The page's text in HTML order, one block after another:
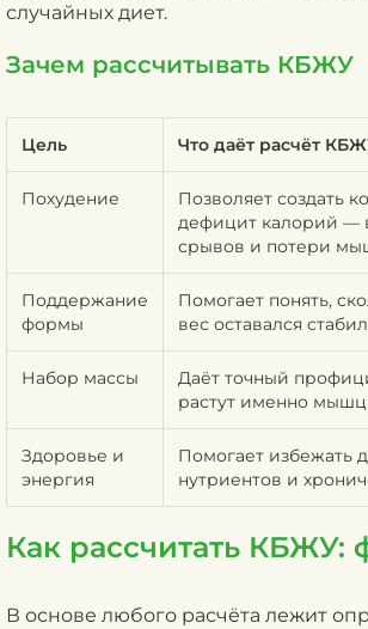
случайных диет.
Зачем рассчитывать КБЖУ
Цель Что даёт расчёт
Похудение
Позволяет создать
дефицит калорий —
срывов и потери
Поддержание
формы
Помогает понять,
вес оставался
Набор массы
Даёт точный
растут именно
Здоровье и
энергия
Помогает избежать
нутриентов и
Как рассчитать КБЖУ:
В основе любого расчёта лежит